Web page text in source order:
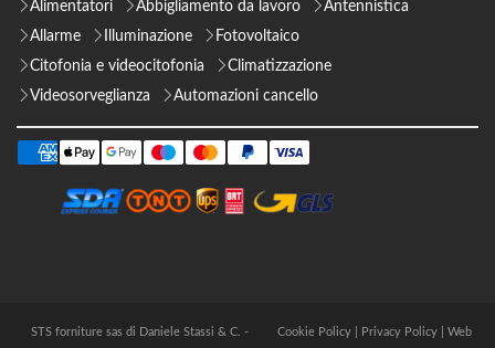
Alimentatori
Abbigliamento da lavoro
Antennistica
Allarme
Illuminazione
Fotovoltaico
Citofonia e videocitofonia
Climatizzazione
Videosorveglianza
Automazioni cancello
STS forniture sas di Daniele Stassi & C. - Cookie Policy| Privacy Policy| Web